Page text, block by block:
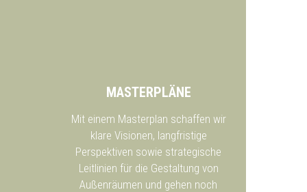
MASTERPLÄNE
Mit einem Masterplan schaffen wir
klare Visionen, langfristige
Perspektiven sowie strategische
Leitlinien für die Gestaltung von
Außenräumen und gehen noch